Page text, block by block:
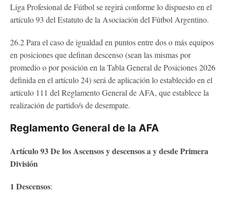
Liga Profesional de Fútbol se regirá conforme lo dispuesto en el
artículo 93 del Estatuto de la Asociación del Fútbol Argentino.
26.2 Para el caso de igualdad en puntos entre dos o más equipos
en posiciones que definan descenso (sean las mismas por
promedio o por posición en la Tabla General de Posiciones 2026
definida en el artículo 24) será de aplicación lo establecido en el
artículo 111 del Reglamento General de AFA, que establece la
realización de partido/s de desempate.
Reglamento General de la AFA
Artículo 93 De los Ascensos y descensos a y desde Primera
División
1 Descensos: